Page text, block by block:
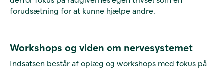
forudsætning for at kunne hjælpe andre.
Workshops og viden om nervesystemet
Indsatsen består af oplæg og workshops med fokus på